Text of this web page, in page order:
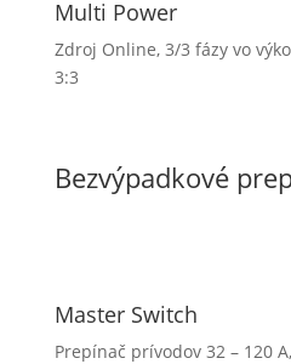
Multi Power
Zdroj Online, 3/3 fázy vo
3:3
Bezvýpadkové
Master Switch
Prepínač prívodov 32 – 120 A,